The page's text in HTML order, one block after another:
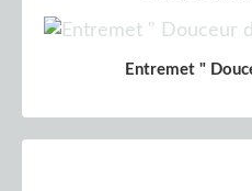
Entremet "